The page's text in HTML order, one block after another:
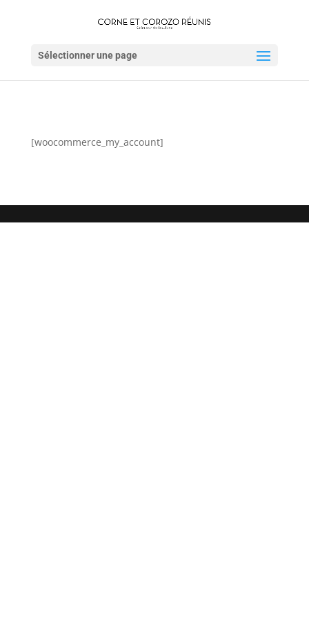
Sélectionner une page
[woocommerce_my_account]